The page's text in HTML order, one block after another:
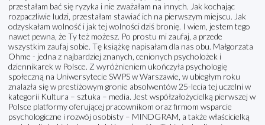
przestałam bać się ryzyka i nie zważałam na innych. Jak kochając
rozpaczliwie ludzi, przestałam stawiać ich na pierwszym miejscu. Jak
odzyskałam wolność i jak tej wolności dziś bronię. I wiem, jestem tego
nawet pewna, że Ty też możesz. Po prostu mi zaufaj, a przede
wszystkim zaufaj sobie. Tę książkę napisałam dla nas obu. Małgorzata
Ohme - jedna z najbardziej znanych, cenionych psycholożek i
dziennikarek w Polsce. Z wyróżnieniem ukończyła psychologię
społeczną na Uniwersytecie SWPS w Warszawie, w ubiegłym roku
znalazła się w prestiżowym gronie absolwentów 25-lecia tej uczelni w
kategorii Kultura – sztuka – media. Jest współzałożycielką pierwszej w
Polsce platformy oferującej pracownikom oraz firmom wsparcie
psychologiczne i rozwój osobisty – MINDGRAM, a także właścicielką